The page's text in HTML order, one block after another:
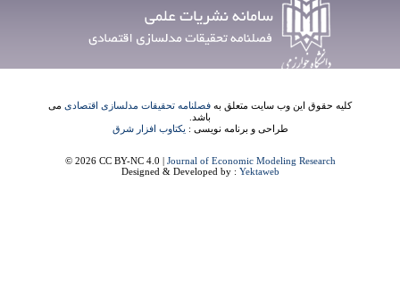
کلیه حقوق این وب سایت متعلق به فصلنامه تحقیقات مدلسازی اقتصادیمی
باشد.
طراحی و برنامه نویسی : یکتاوب افزار شرق
© 2026 CC BY-NC 4.0 |Journal of Economic Modeling Research
Designed & Developed by :Yektaweb